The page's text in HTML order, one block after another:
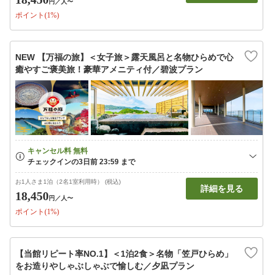
円 ／人〜
ポイント(1%)
NEW 【万福の旅】＜女子旅＞露天風呂と名物ひらめで心
癒やすご褒美旅！豪華アメニティ付／碧波プラン
お1人さま1泊（2名1室利用時） (税込)
18,450円 ／人〜
ポイント(1%)
詳細を見る
【当館リピート率NO.1】＜1泊2食＞名物「笠戸ひらめ」
をお造りやしゃぶしゃぶで愉しむ／夕凪プラン